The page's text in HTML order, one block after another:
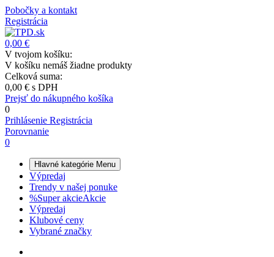
Pobočky a kontakt
Registrácia
0,00 €
V tvojom košíku:
V košíku nemáš žiadne produkty
Celková suma:
0,00 € s DPH
Prejsť do nákupného košíka
0
Prihlásenie Registrácia
Porovnanie
0
Hlavné kategórie Menu
Výpredaj
Trendy v našej ponuke
%Super akcieAkcie
Výpredaj
Klubové ceny
Vybrané značky